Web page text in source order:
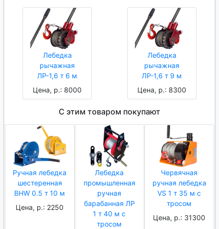
Лебедка
рычажная
ЛР-1,6 т 6 м
Цена, р.: 8000
Лебедка
рычажная
ЛР-1,6 т 9 м
Цена, р.: 8300
С этим товаром покупают
Ручная лебедка
шестеренная
BHW 0.5 т 10 м
Цена, р.: 2250
Лебедка
промышленная
ручная
барабанная ЛР
1 т 40 м с
тросом
Червячная
ручная лебедка
VS 1 т 35 м с
тросом
Цена, р.: 31300